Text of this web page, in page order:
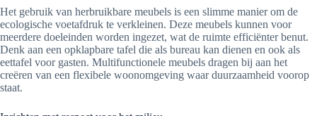
Het gebruik van herbruikbare meubels is een slimme manier om de
ecologische voetafdruk te verkleinen. Deze meubels kunnen voor
meerdere doeleinden worden ingezet, wat de ruimte efficiënter benut.
Denk aan een opklapbare tafel die als bureau kan dienen en ook als
eettafel voor gasten. Multifunctionele meubels dragen bij aan het
creëren van een flexibele woonomgeving waar duurzaamheid voorop
staat.